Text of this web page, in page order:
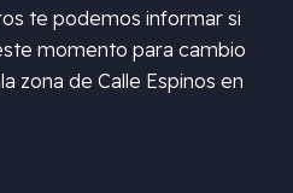
te podemos informar si
momento para cambio
zona deCalle Espinos en